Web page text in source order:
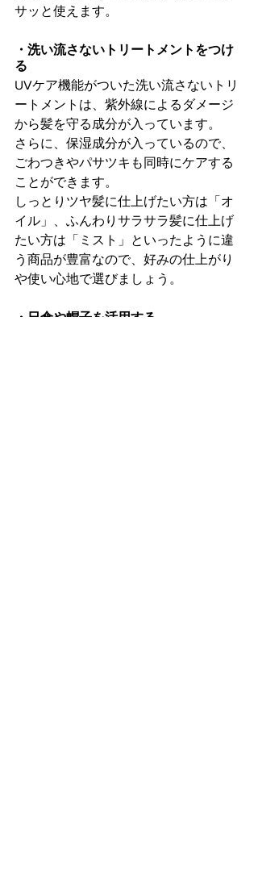
サッと使えます。
・洗い流さないトリートメントをつけ
る
UVケア機能がついた洗い流さないトリ
ートメントは、紫外線によるダメージ
から髪を守る成分が入っています。
さらに、保湿成分が入っているので、
ごわつきやパサツキも同時にケアする
ことができます。
しっとりツヤ髪に仕上げたい方は「オ
イル」、ふんわりサラサラ髪に仕上げ
たい方は「ミスト」といったように違
う商品が豊富なので、好みの仕上がり
や使い心地で選びましょう。
・日傘や帽子を活用する